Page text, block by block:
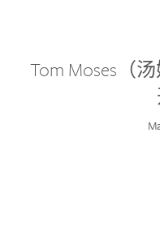
Tom Moses（